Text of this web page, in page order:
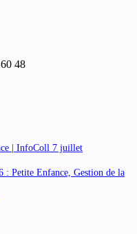
48
| InfoColl 7 juillet
: Petite Enfance, Gestion de la